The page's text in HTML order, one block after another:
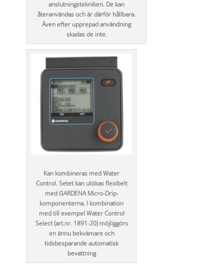
anslutningstekniken. De kan
återanvändas och är därför hållbara.
Även efter upprepad användning
skadas de inte.
Kan kombineras med Water
Control. Setet kan utökas flexibelt
med GARDENA Micro-Drip-
komponenterna. I kombination
med till exempel Water Control
Select (art.nr. 1891-20) möjliggörs
en ännu bekvämare och
tidsbesparande automatisk
bevattning